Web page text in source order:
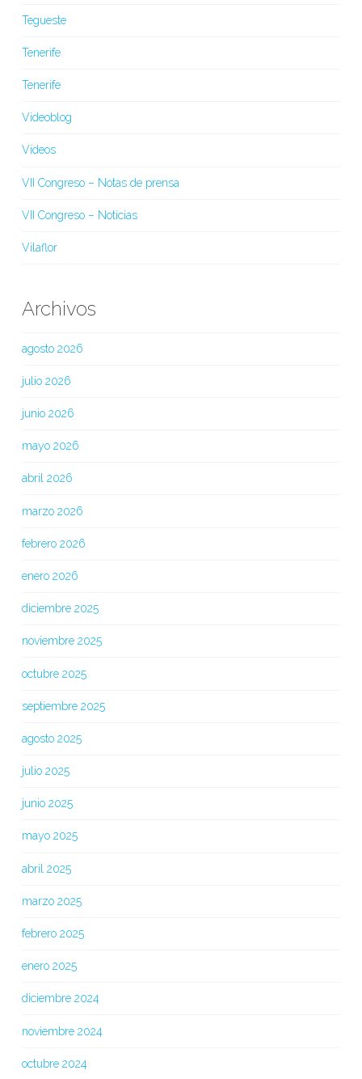
Tegueste
Tenerife
Tenerife
Videoblog
Vídeos
VII Congreso – Notas de prensa
VII Congreso – Noticias
Vilaflor
Archivos
agosto 2026
julio 2026
junio 2026
mayo 2026
abril 2026
marzo 2026
febrero 2026
enero 2026
diciembre 2025
noviembre 2025
octubre 2025
septiembre 2025
agosto 2025
julio 2025
junio 2025
mayo 2025
abril 2025
marzo 2025
febrero 2025
enero 2025
diciembre 2024
noviembre 2024
octubre 2024